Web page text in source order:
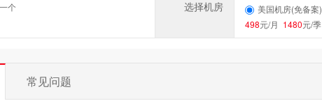
个 选择机房
美国机房(免备案)
498元/月 1480元/季
常见问题